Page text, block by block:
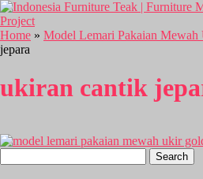
Home » Model Lemari Pakaian
jepara
ukiran cantik
for: